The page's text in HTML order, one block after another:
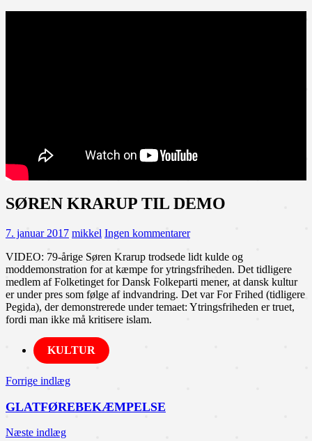
SØREN KRARUP TIL DEMO
7. januar 2017 mikkel Ingen kommentarer
VIDEO: 79-årige Søren Krarup trodsede lidt kulde og
moddemonstration for at kæmpe for ytringsfriheden. Det tidligere
medlem af Folketinget for Dansk Folkeparti mener, at dansk kultur
er under pres som følge af indvandring. Det var For Frihed (tidligere
Pegida), der demonstrerede under temaet: Ytringsfriheden er truet,
fordi man ikke må kritisere islam.
KULTUR
Indlægsnavigation
Forrige indlæg
GLATFØREBEKÆMPELSE
Næste indlæg